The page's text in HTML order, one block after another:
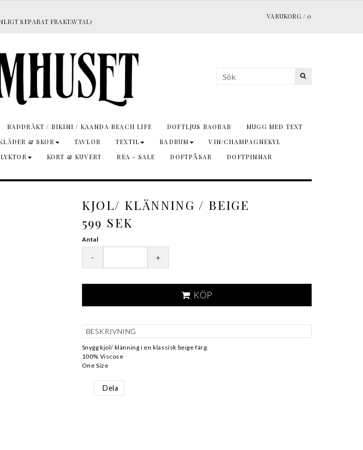
SEPARAT FRAKTAVTAL)
VARUKORG / 0
BADDRÄKT / BIKINI / KAANDA BEACH LIFE DOFTLJUS BAOBAB
MUGG MED TEXT
& SKOR TAVLOR TEXTIL BADRUM
VIN/CHAMPAGNEKYL
KORT & KUVERT REA - SALE DOFTPÅSAR
DOFTPINNAR
KJOL/ KLÄNNING / BEIGE
599 SEK
Antal
- +
KÖP
BESKRIVNING
Snygg kjol/ klänning i en klassisk beige färg.
100% Viscose
One Size
Dela